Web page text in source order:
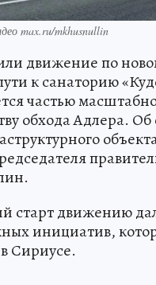
max.ru/mkhusnullin
движение по
к санаторию
частью
обхода Адлера.
старт движению
инициатив,
Сириусе.